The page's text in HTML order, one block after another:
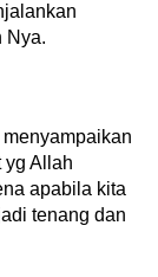
Nya.
yg Allah
apabila kita
tenang dan